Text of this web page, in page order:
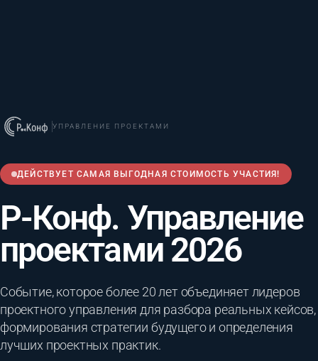
УПРАВЛЕНИЕ ПРОЕКТАМИ
ДЕЙСТВУЕТ САМАЯ ВЫГОДНАЯ СТОИМОСТЬ УЧАСТИЯ!
Р-Конф. Управление
проектами 2026
Событие, которое более 20 лет объединяет лидеров
проектного управления для разбора реальных кейсов,
формирования стратегии будущего и определения
лучших проектных практик.